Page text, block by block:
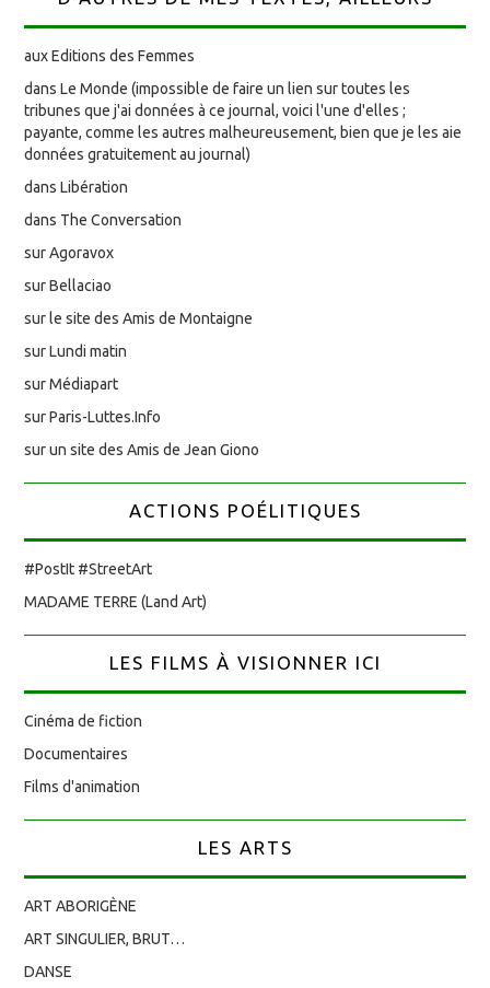
aux Editions des Femmes
dans Le Monde (impossible de faire un lien sur toutes les
tribunes que j'ai données à ce journal, voici l'une d'elles ;
payante, comme les autres malheureusement, bien que je les aie
données gratuitement au journal)
dans Libération
dans The Conversation
sur Agoravox
sur Bellaciao
sur le site des Amis de Montaigne
sur Lundi matin
sur Médiapart
sur Paris-Luttes.Info
sur un site des Amis de Jean Giono
ACTIONS POÉLITIQUES
#PostIt #StreetArt
MADAME TERRE (Land Art)
LES FILMS À VISIONNER ICI
Cinéma de fiction
Documentaires
Films d'animation
LES ARTS
ART ABORIGÈNE
ART SINGULIER, BRUT…
DANSE